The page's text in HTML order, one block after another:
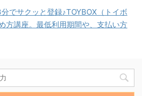
分でサクッと登録♪TOYBOX（トイボ
方講座。最低利用期間や、支払い方